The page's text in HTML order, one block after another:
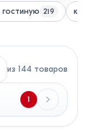
219
из 144 товаров
1